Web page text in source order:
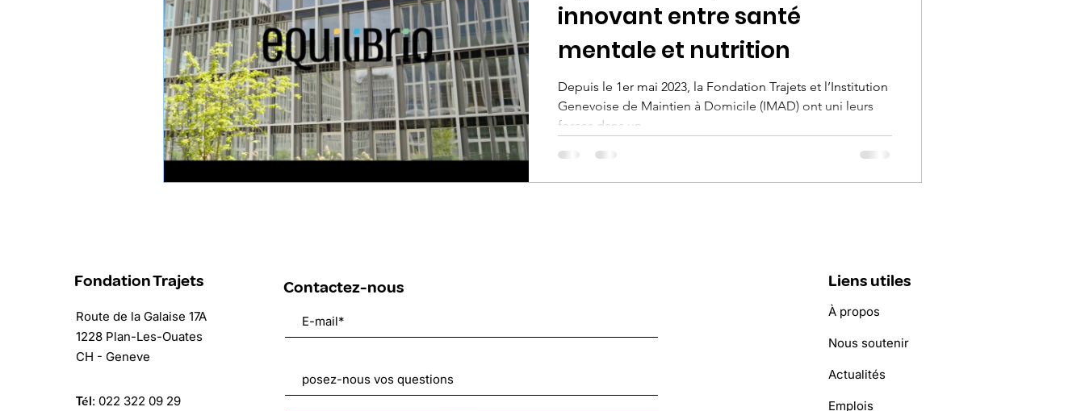
innovant entre santé
mentale et nutrition
Depuis le 1er mai 2023, la Fondation Trajets et l’Institution
Genevoise de Maintien à Domicile (IMAD) ont uni leurs
forces dans un...
Fondation Trajets
Route de la Galaise 17A
1228 Plan-Les-Ouates
CH - Geneve
Tél: 022 322 09 29
Contactez-nous Liens utiles
À propos
Nous soutenir
Actualités
Emplois